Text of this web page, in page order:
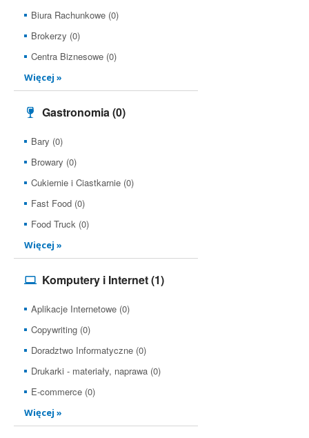
Biura Rachunkowe (0)
Brokerzy (0)
Centra Biznesowe (0)
Więcej »
Gastronomia(0)
Bary (0)
Browary (0)
Cukiernie i Ciastkarnie (0)
Fast Food (0)
Food Truck (0)
Więcej »
Komputery i Internet(1)
Aplikacje Internetowe (0)
Copywriting (0)
Doradztwo Informatyczne (0)
Drukarki - materiały, naprawa (0)
E-commerce (0)
Więcej »